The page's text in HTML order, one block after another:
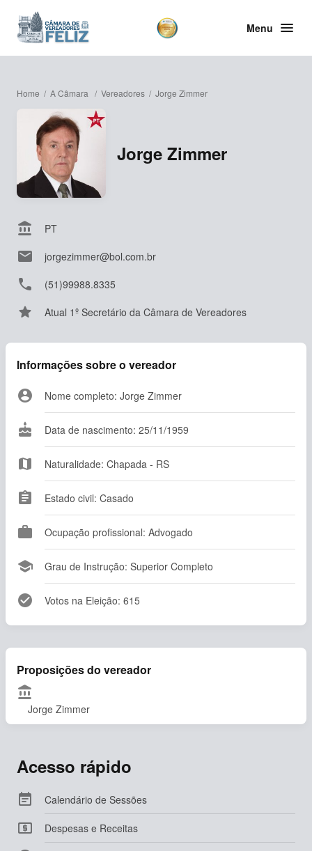
Menu
Home / A Câmara / Vereadores / Jorge Zimmer
Jorge Zimmer
account_balance PT
email jorgezimmer@bol.com.br
phone (51)99988.8335
star Atual 1º Secretário da Câmara de Vereadores
Informações sobre o vereador
account_circle Nome completo: Jorge Zimmer
cake Data de nascimento: 25/11/1959
map Naturalidade: Chapada - RS
assignment Estado civil: Casado
work Ocupação profissional: Advogado
school Grau de Instrução: Superior Completo
check_circle Votos na Eleição: 615
Proposições do vereador
account_balance
Jorge Zimmer
Acesso rápido
 Calendário de Sessões
 Despesas e Receitas